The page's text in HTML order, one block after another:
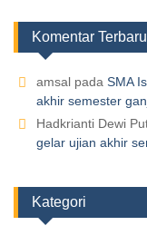
Komentar Terbaru
amsal pada SMA
akhir semester
Hadkrianti Dewi
gelar ujian akhir
Kategori